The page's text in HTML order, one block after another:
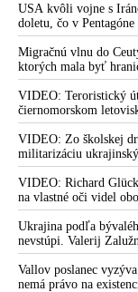
USA kvôli vojne s
doletu, čo v
obavy o
konfliktu s Čínou
Migračnú vlnu do
ktorých mala byť
otvorená
VIDEO: Teroristický
čiernomorskom
ktorý kopíruje model
Wehrmachtu pri
podľa predstaviteľov
západných či
krajiny do širšieho
VIDEO: Zo školskej
militarizáciu
VIDEO: Richard
na vlastné oči videl
invázie migrantov.
vládlo PS, Šimečka &
Ukrajina podľa
nevstúpi. Valerij
Severoatlantickej
Vallov poslanec
nemá právo na